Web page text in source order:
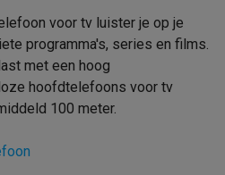
voor tv luister je op je
programma's, series en films.
met een hoog
hoofdtelefoons voor tv
100 meter.